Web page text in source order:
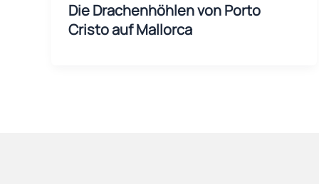
Die Drachenhöhlen von Porto
Cristo auf Mallorca